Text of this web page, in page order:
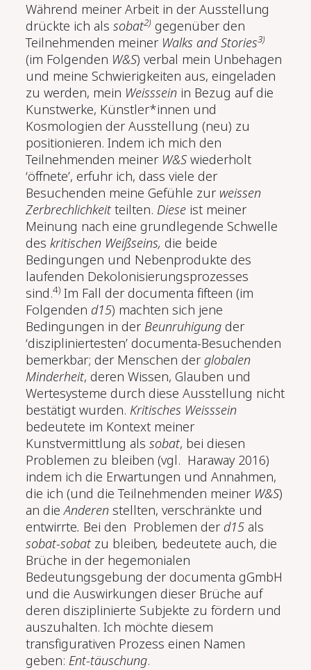
Während meiner Arbeit in der Ausstellung
drückte ich alssobat2) gegenüber den
Teilnehmenden meiner Walks and Stories3)
(im Folgenden W&S) verbal mein Unbehagen
und meine Schwierigkeiten aus, eingeladen
zu werden, mein Weisssein in Bezug auf die
Kunstwerke, Künstler*innen und
Kosmologien der Ausstellung (neu) zu
positionieren. Indem ich mich den
Teilnehmenden meiner W&S wiederholt
‘öffnete’, erfuhr ich, dass viele der
Besuchenden meine Gefühle zur weissen
Zerbrechlichkeitteilten. Diese ist meiner
Meinung nach eine grundlegende Schwelle
deskritischen Weißseins, die beide
Bedingungen und Nebenprodukte des
laufenden Dekolonisierungsprozesses
sind.4) Im Fall der documenta fifteen (im
Folgenden d15) machten sich jene
Bedingungen in der Beunruhigung der
‘diszipliniertesten’ documenta-Besuchenden
bemerkbar; der Menschen der globalen
Minderheit, deren Wissen, Glauben und
Wertesysteme durch diese Ausstellung nicht
bestätigt wurden. Kritisches Weisssein
bedeutete im Kontext meiner
Kunstvermittlung alssobat, bei diesen
Problemen zu bleiben (vgl. Haraway 2016)
indem ich die Erwartungen und Annahmen,
die ich (und die Teilnehmenden meiner W&S)
an dieAnderenstellten, verschränkte und
entwirrte. Bei den Problemen der d15 als
sobat-sobatzu bleiben, bedeutete auch, die
Brüche in der hegemonialen
Bedeutungsgebung der documenta gGmbH
und die Auswirkungen dieser Brüche auf
deren disziplinierte Subjekte zu fördern und
auszuhalten. Ich möchte diesem
transfigurativen Prozess einen Namen
geben: Ent-täuschung.